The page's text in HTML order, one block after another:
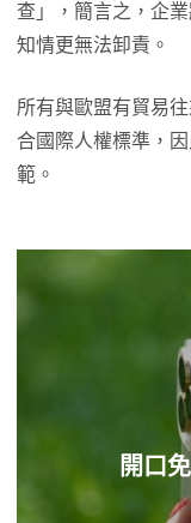
查」，簡言之，企
知情更無法卸責。
所有與歐盟有貿易
合國際人權標準，
範。
開口